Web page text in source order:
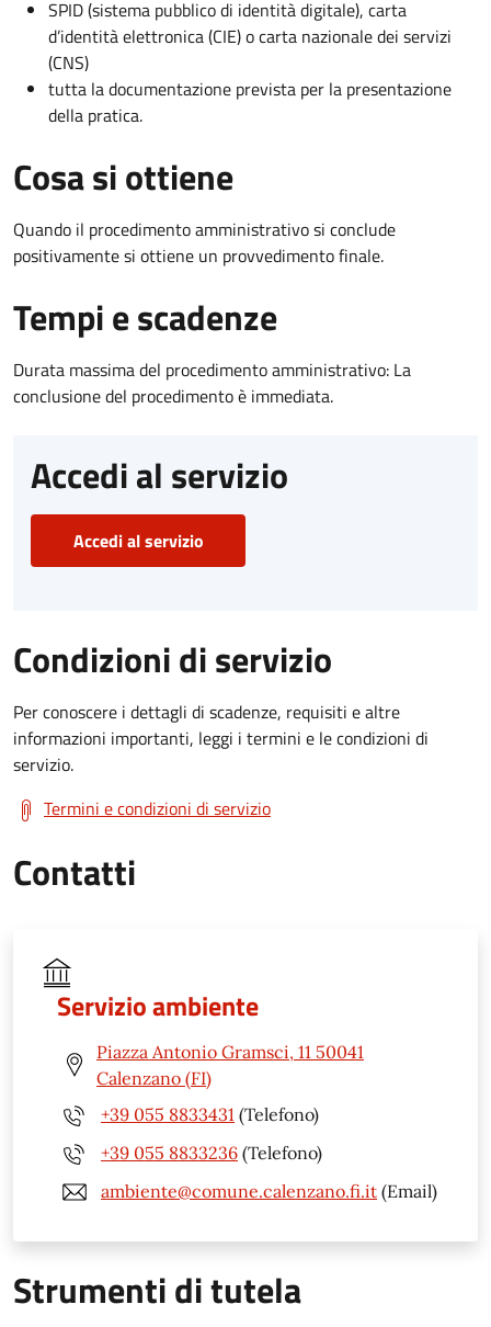
SPID (sistema pubblico di identità digitale), carta
d’identità elettronica (CIE) o carta nazionale dei servizi
(CNS)
tutta la documentazione prevista per la presentazione
della pratica.
Cosa si ottiene
Quando il procedimento amministrativo si conclude
positivamente si ottiene un provvedimento finale.
Tempi e scadenze
Durata massima del procedimento amministrativo: La
conclusione del procedimento è immediata.
Accedi al servizio
Accedi al servizio
Condizioni di servizio
Per conoscere i dettagli di scadenze, requisiti e altre
informazioni importanti, leggi i termini e le condizioni di
servizio.
Termini e condizioni di servizio
Contatti
Servizio ambiente
Piazza Antonio Gramsci, 11 50041
Calenzano (FI)
+39 055 8833431 (Telefono)
+39 055 8833236 (Telefono)
ambiente@comune.calenzano.fi.it (Email)
Strumenti di tutela